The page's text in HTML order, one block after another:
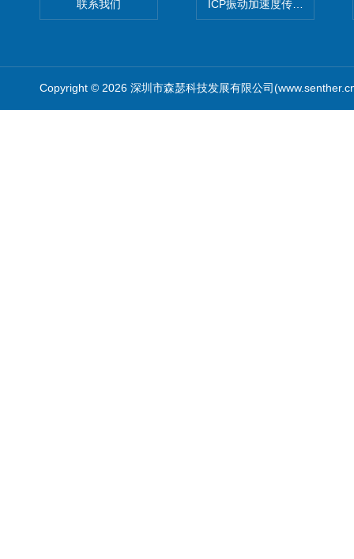
联系我们 ICP振动加速度传感器
Copyright © 2026 深圳市森瑟科技发展有限公司